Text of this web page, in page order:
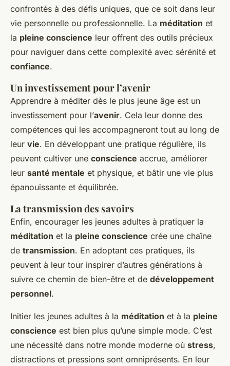
confrontés à des défis uniques, que ce soit dans leur
vie personnelle ou professionnelle. La méditation et
la pleine conscience leur offrent des outils précieux
pour naviguer dans cette complexité avec sérénité et
confiance.
Un investissement pour l’avenir
Apprendre à méditer dès le plus jeune âge est un
investissement pour l’avenir. Cela leur donne des
compétences qui les accompagneront tout au long de
leur vie. En développant une pratique régulière, ils
peuvent cultiver une conscience accrue, améliorer
leur santé mentale et physique, et bâtir une vie plus
épanouissante et équilibrée.
La transmission des savoirs
Enfin, encourager les jeunes adultes à pratiquer la
méditation et la pleine conscience crée une chaîne
de transmission. En adoptant ces pratiques, ils
peuvent à leur tour inspirer d’autres générations à
suivre ce chemin de bien-être et de développement
personnel.
Initier les jeunes adultes à la méditation et à la pleine
conscience est bien plus qu’une simple mode. C’est
une nécessité dans notre monde moderne où stress,
distractions et pressions sont omniprésents. En leur